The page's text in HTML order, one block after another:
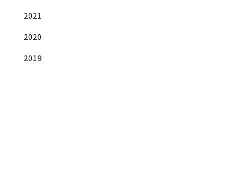
2021
2020
2019